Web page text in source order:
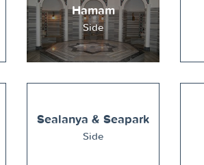
Hamam
Side
Sealanya & Seapark
Side